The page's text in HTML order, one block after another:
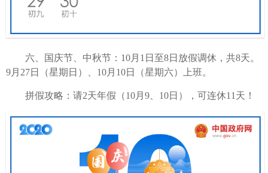
六、国庆节、中秋节：10月1日至8日放假调休，共8天。
9月27日（星期日）、10月10日（星期六）上班。
拼假攻略：请2天年假（10月9、10日），可连休11天！